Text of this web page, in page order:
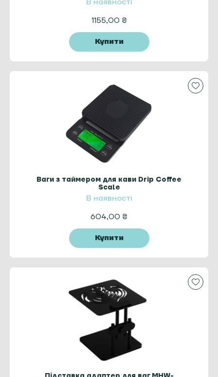
1155,00 ₴
Купити
Ваги з таймером для кави Drip Coffee
Scale
В наявності
604,00 ₴
Купити